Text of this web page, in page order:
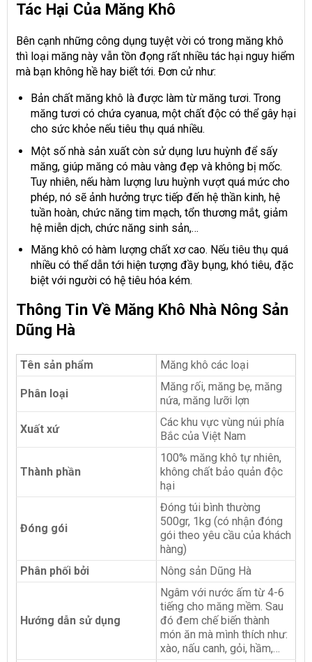
Tác Hại Của Măng Khô
Bên cạnh những công dụng tuyệt vời có trong măng khô
thì loại măng này vẫn tồn đọng rất nhiều tác hại nguy hiểm
mà bạn không hề hay biết tới. Đơn cử như:
Bản chất măng khô là được làm từ măng tươi. Trong
măng tươi có chứa cyanua, một chất độc có thể gây hại
cho sức khỏe nếu tiêu thụ quá nhiều.
Một số nhà sản xuất còn sử dụng lưu huỳnh để sấy
măng, giúp măng có màu vàng đẹp và không bị mốc.
Tuy nhiên, nếu hàm lượng lưu huỳnh vượt quá mức cho
phép, nó sẽ ảnh hưởng trực tiếp đến hệ thần kinh, hệ
tuần hoàn, chức năng tim mạch, tổn thương mắt, giảm
hệ miễn dịch, chức năng sinh sản,…
Măng khô có hàm lượng chất xơ cao. Nếu tiêu thụ quá
nhiều có thể dẫn tới hiện tượng đầy bụng, khó tiêu, đặc
biệt với người có hệ tiêu hóa kém.
Thông Tin Về Măng Khô Nhà Nông Sản
Dũng Hà
Tên sản phẩm Măng khô các loại
Phân loại
Măng rối, măng bẹ, măng
nứa, măng lưỡi lợn
Xuất xứ
Các khu vực vùng núi phía
Bắc của Việt Nam
Thành phần
100% măng khô tự nhiên,
không chất bảo quản độc
hại
Đóng gói
Đóng túi bình thường
500gr, 1kg (có nhận đóng
gói theo yêu cầu của khách
hàng)
Phân phối bởi
Nông sản Dũng Hà
Hướng dẫn sử dụng
Ngâm với nước ấm từ 4-6
tiếng cho măng mềm. Sau
đó đem chế biến thành
món ăn mà mình thích như:
xào, nấu canh, gỏi, hầm,…